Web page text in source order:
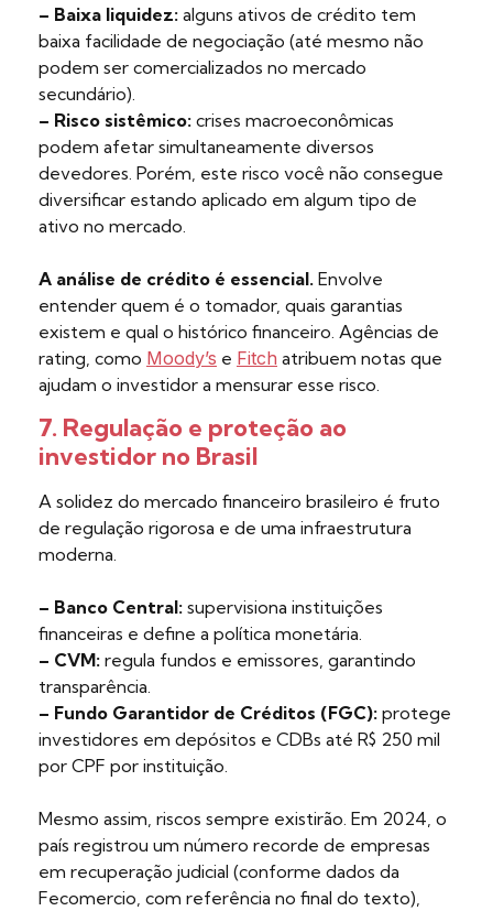
– Baixa liquidez: alguns ativos de crédito tem
baixa facilidade de negociação (até mesmo não
podem ser comercializados no mercado
secundário).
– Risco sistêmico: crises macroeconômicas
podem afetar simultaneamente diversos
devedores. Porém, este risco você não consegue
diversificar estando aplicado em algum tipo de
ativo no mercado.
A análise de crédito é essencial. Envolve
entender quem é o tomador, quais garantias
existem e qual o histórico financeiro. Agências de
rating, como Moody’s e Fitch atribuem notas que
ajudam o investidor a mensurar esse risco.
7. Regulação e proteção ao
investidor no Brasil
A solidez do mercado financeiro brasileiro é fruto
de regulação rigorosa e de uma infraestrutura
moderna.
– Banco Central: supervisiona instituições
financeiras e define a política monetária.
– CVM: regula fundos e emissores, garantindo
transparência.
– Fundo Garantidor de Créditos (FGC): protege
investidores em depósitos e CDBs até R$ 250 mil
por CPF por instituição.
Mesmo assim, riscos sempre existirão. Em 2024, o
país registrou um número recorde de empresas
em recuperação judicial (conforme dados da
Fecomercio, com referência no final do texto),